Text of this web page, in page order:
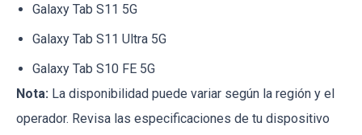
Galaxy Tab S11 5G
Galaxy Tab S11 Ultra 5G
Galaxy Tab S10 FE 5G
Nota: La disponibilidad puede variar según la región y el
operador. Revisa las especificaciones de tu dispositivo